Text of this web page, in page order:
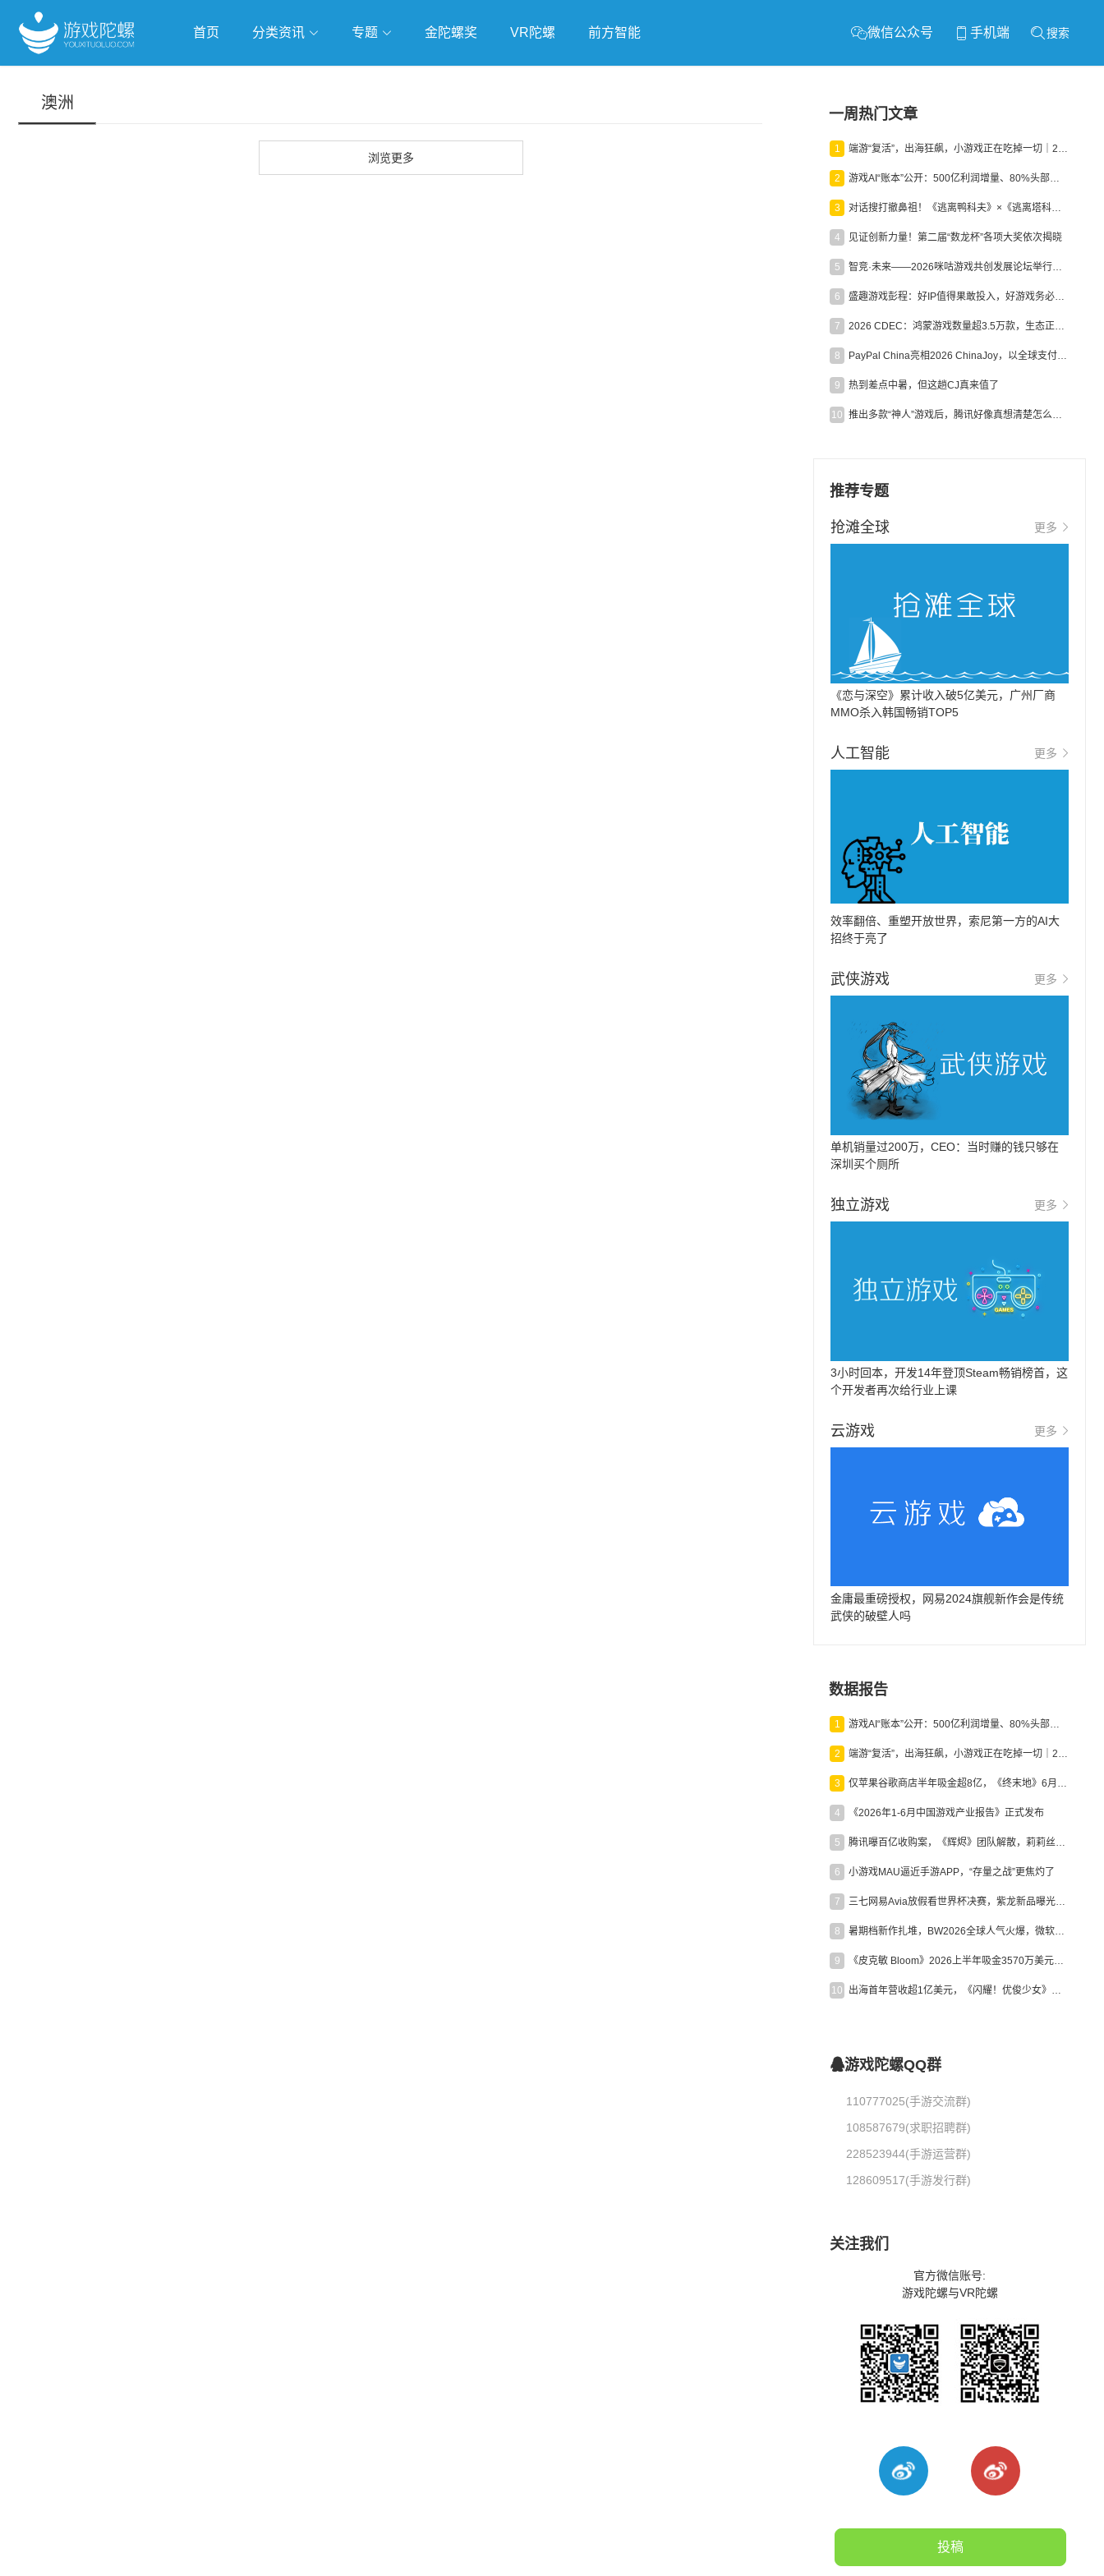
首页 分类资讯 专题 金陀螺奖 VR陀螺 前方智能 微信公众号 手机端 搜索
澳洲
浏览更多
一周热门文章
1 端游“复活”，出海狂飙，小游戏正在吃掉一切｜2026上半年产业报告
2 游戏AI“账本”公开：500亿利润增量、80%头部入局，谁在闷声发财？
3 对话搜打撤鼻祖！《逃离鸭科夫》×《逃离塔科夫》官方线下沙龙落幕
4 见证创新力量！第二届“数龙杯”各项大奖依次揭晓
5 智竞·未来——2026咪咕游戏共创发展论坛举行：聚力精品内容、AI创作与电竞生态，共建高品质益智健康游戏社区
6 盛趣游戏彭程：好IP值得果敢投入，好游戏务必长效经营
7 2026 CDEC：鸿蒙游戏数量超3.5万款，生态正循环加速产业高质量发展
8 PayPal China亮相2026 ChinaJoy，以全球支付能力助力中国游戏企业深化全球运营
9 热到差点中暑，但这趟CJ真来值了
10 推出多款“神人”游戏后，腾讯好像真想清楚怎么做二次元了
推荐专题
抢滩全球 更多
《恋与深空》累计收入破5亿美元，广州厂商
MMO杀入韩国畅销TOP5
人工智能 更多
效率翻倍、重塑开放世界，索尼第一方的AI大
招终于亮了
武侠游戏 更多
单机销量过200万，CEO：当时赚的钱只够在
深圳买个厕所
独立游戏 更多
3小时回本，开发14年登顶Steam畅销榜首，这
个开发者再次给行业上课
云游戏 更多
金庸最重磅授权，网易2024旗舰新作会是传统
武侠的破壁人吗
数据报告
1 游戏AI“账本”公开：500亿利润增量、80%头部入局，谁在闷声发财？
2 端游“复活”，出海狂飙，小游戏正在吃掉一切｜2026上半年产业报告
3 仅苹果谷歌商店半年吸金超8亿，《终末地》6月份收入显著回暖
4 《2026年1-6月中国游戏产业报告》正式发布
5 腾讯曝百亿收购案，《辉烬》团队解散，莉莉丝新作曝光｜陀螺周报
6 小游戏MAU逼近手游APP，“存量之战”更焦灼了
7 三七网易Avia放假看世界杯决赛，紫龙新品曝光，米哈游新作上线 | 陀螺周报
8 暑期档新作扎堆，BW2026全球人气火爆，微软XBOX大裁员|陀螺周报
9 《皮克敏 Bloom》2026上半年吸金3570万美元，中国台湾成最大市场
10 出海首年营收超1亿美元，《闪耀！优俊少女》美国市场占比达七成
游戏陀螺QQ群
110777025(手游交流群)
108587679(求职招聘群)
228523944(手游运营群)
128609517(手游发行群)
关注我们
官方微信账号:
游戏陀螺与VR陀螺
投稿